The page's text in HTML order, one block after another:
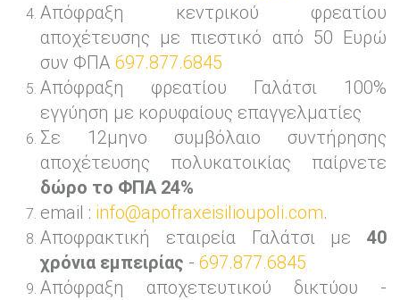
Απόφραξη κεντρικού φρεατίου
αποχέτευσης με πιεστικό από 50 Ευρώ
συν ΦΠΑ 697.877.6845
Απόφραξη φρεατίου Γαλάτσι 100%
εγγύηση με κορυφαίους επαγγελματίες
Σε 12μηνο συμβόλαιο συντήρησης
αποχέτευσης πολυκατοικίας παίρνετε
δώρο το ΦΠΑ 24%
email : info@apofraxeisilioupoli.com.
Αποφρακτική εταιρεία Γαλάτσι με 40
χρόνια εμπειρίας - 697.877.6845
Απόφραξη αποχετευτικού δικτύου -